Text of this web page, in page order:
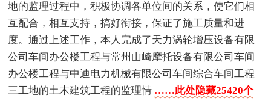
地的监理过程中，积极协调各单位间的关系，使它们相
互配合，相互支持，搞好衔接，保证了施工质量和进
度。通过上述工作，本人完成了天力涡轮增压设备有限
公司车间办公楼工程与常州山崎摩托设备有限公司车间
办公楼工程与中迪电力机械有限公司车间综合车间工程
三工地的土木建筑工程的监理情 ……此处隐藏25420个